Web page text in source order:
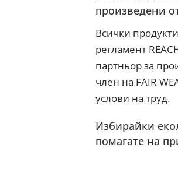
произведени
Всички
регламент
партньор за
член на FAIR
услови на труд.
Избирайки
помагате на